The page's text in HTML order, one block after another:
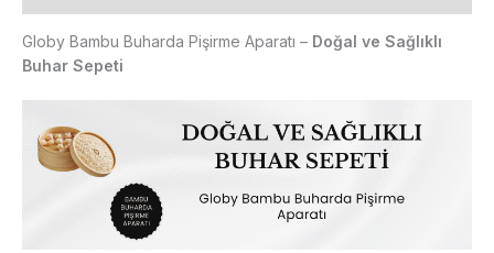
Globy Bambu Buharda Pişirme Aparatı – Doğal ve Sağlıklı
Buhar Sepeti